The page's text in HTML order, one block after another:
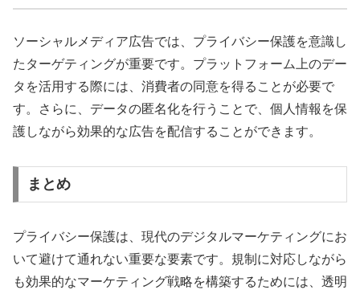
ソーシャルメディア広告では、プライバシー保護を意識し
たターゲティングが重要です。プラットフォーム上のデー
タを活用する際には、消費者の同意を得ることが必要で
す。さらに、データの匿名化を行うことで、個人情報を保
護しながら効果的な広告を配信することができます。
まとめ
プライバシー保護は、現代のデジタルマーケティングにお
いて避けて通れない重要な要素です。規制に対応しながら
も効果的なマーケティング戦略を構築するためには、透明